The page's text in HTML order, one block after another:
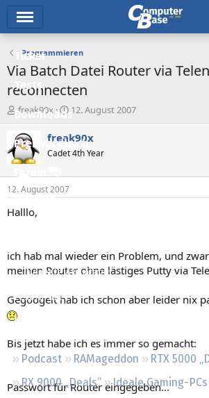
Ticker
Tests
Downloads
Preisvergleich
Forum
Aktuelles
Neueste Aktivitäten
Leserartikel
Regeln
Podcast RAMageddon
RTX 5000
RX 9000 „Deals“
Ideale Gaming-PCs
Programmieren
Via Batch Datei Router via
reconnecten
E
r
s
t
e
e
r
freak90x
E
r
s
e
t
12. August 2007
freak90x
Cadet 4th Year
12. August 2007
Halllo,
ich hab mal wieder ein Problem, und
meinen Router ohne lästiges Putty via
Gegoogelt hab ich schon aber leider nix
Bis jetzt habe ich es immer so gemacht:
Passwort für Router eingegeben...